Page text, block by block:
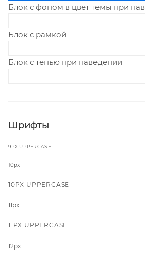
Блок с фоном в цвет темы при
Блок с рамкой
Блок с тенью при наведении
Шрифты
9PX UPPERCASE
10px
10PX UPPERCASE
11px
11PX UPPERCASE
12px